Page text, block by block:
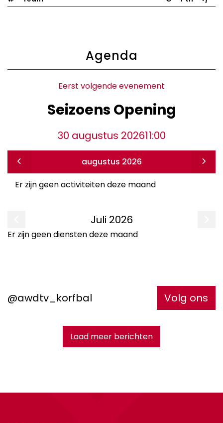
Agenda
Eerst volgende evenement
Seizoens Opening
30 augustus 202611:00
augustus 2026
Er zijn geen activiteiten deze maand
Juli 2026
Er zijn geen diensten deze maand
@awdtv_korfbal Volg ons
Laad meer berichten